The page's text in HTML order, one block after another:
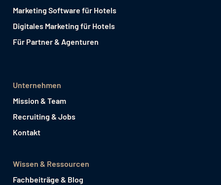
Marketing Software für Hotels
Digitales Marketing für Hotels
Für Partner & Agenturen
Unternehmen
Mission & Team
Recruiting & Jobs
Kontakt
Wissen & Ressourcen
Fachbeiträge & Blog